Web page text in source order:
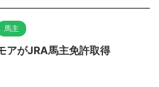
馬主
アがJRA馬主免許取得